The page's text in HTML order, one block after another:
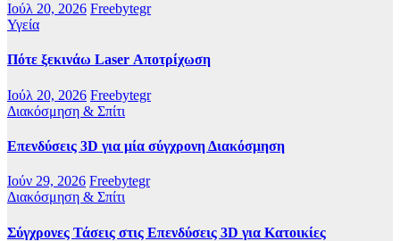
Ιούλ 20, 2026 Freebytegr
Υγεία
Πότε ξεκινάω Laser Αποτρίχωση
Ιούλ 20, 2026 Freebytegr
Διακόσμηση & Σπίτι
Επενδύσεις 3D για μία σύγχρονη Διακόσμηση
Ιούν 29, 2026 Freebytegr
Διακόσμηση & Σπίτι
Σύγχρονες Τάσεις στις Επενδύσεις 3D για Κατοικίες